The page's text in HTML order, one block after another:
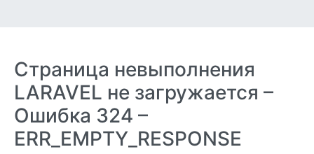
Страница невыполнения
LARAVEL не загружается –
Ошибка 324 –
ERR_EMPTY_RESPONSE